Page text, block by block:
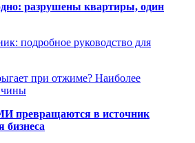
разрушены квартиры, один
подробное руководство для
при отжиме? Наиболее
превращаются в источник
бизнеса